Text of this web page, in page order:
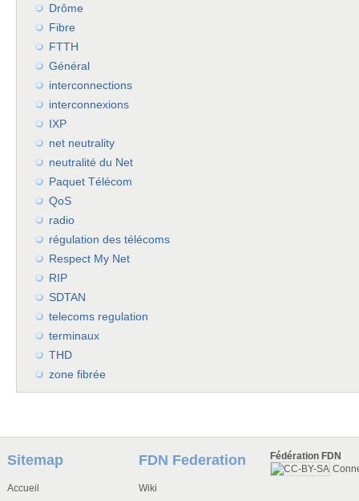
Drôme
Fibre
FTTH
Général
interconnections
interconnexions
IXP
net neutrality
neutralité du Net
Paquet Télécom
QoS
radio
régulation des télécoms
Respect My Net
RIP
SDTAN
telecoms regulation
terminaux
THD
zone fibrée
Sitemap
Accueil
FDN Federation
Wiki
Fédération FDN